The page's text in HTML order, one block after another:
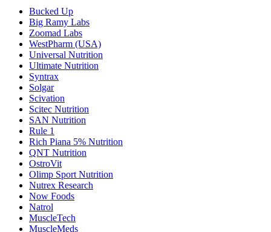
Bucked Up
Big Ramy Labs
Zoomad Labs
WestPharm (USA)
Universal Nutrition
Ultimate Nutrition
Syntrax
Solgar
Scivation
Scitec Nutrition
SAN Nutrition
Rule 1
Rich Piana 5% Nutrition
QNT Nutrition
OstroVit
Olimp Sport Nutrition
Nutrex Research
Now Foods
Natrol
MuscleTech
MuscleMeds